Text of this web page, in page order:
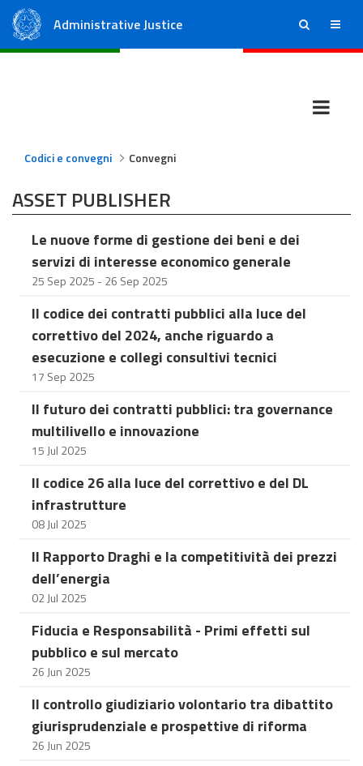
Administrative Justice ricerca menu
Codici e convegni Convegni
ASSET PUBLISHER
Le nuove forme di gestione dei beni e dei
servizi di interesse economico generale
25 Sep 2025 - 26 Sep 2025
Il codice dei contratti pubblici alla luce del
correttivo del 2024, anche riguardo a
esecuzione e collegi consultivi tecnici
17 Sep 2025
Il futuro dei contratti pubblici: tra governance
multilivello e innovazione
15 Jul 2025
Il codice 26 alla luce del correttivo e del DL
infrastrutture
08 Jul 2025
Il Rapporto Draghi e la competitività dei prezzi
dell’energia
02 Jul 2025
Fiducia e Responsabilità - Primi effetti sul
pubblico e sul mercato
26 Jun 2025
Il controllo giudiziario volontario tra dibattito
giurisprudenziale e prospettive di riforma
26 Jun 2025